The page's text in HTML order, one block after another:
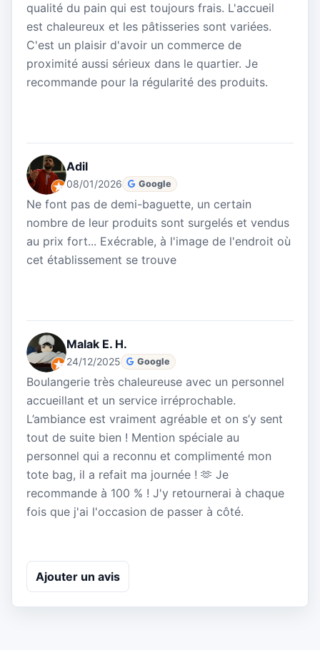
qualité du pain qui est toujours frais. L'accueil
est chaleureux et les pâtisseries sont variées.
C'est un plaisir d'avoir un commerce de
proximité aussi sérieux dans le quartier. Je
recommande pour la régularité des produits.
Adil
08/01/2026 Google
Ne font pas de demi-baguette, un certain
nombre de leur produits sont surgelés et vendus
au prix fort... Exécrable, à l'image de l'endroit où
cet établissement se trouve
Malak E. H.
24/12/2025 Google
Boulangerie très chaleureuse avec un personnel
accueillant et un service irréprochable.
L’ambiance est vraiment agréable et on s’y sent
tout de suite bien ! Mention spéciale au
personnel qui a reconnu et complimenté mon
tote bag, il a refait ma journée ! 🫶 Je
recommande à 100 % ! J'y retournerai à chaque
fois que j'ai l'occasion de passer à côté.
Ajouter un avis